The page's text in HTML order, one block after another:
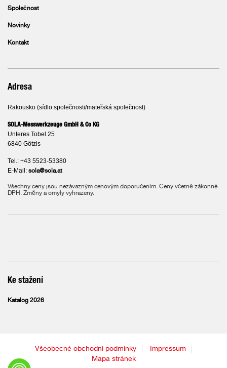
Společnost
Novinky
Kontakt
Adresa
Rakousko (sídlo společnosti/mateřská společnost)
SOLA-Messwerkzeuge GmbH & Co KG
Unteres Tobel 25
6840 Götzis
Tel.: +43 5523-53380
E-Mail: sola@sola.at
Všechny ceny jsou nezávazným cenovým doporučením. Ceny včetně zákonné
DPH. Změny a omyly vyhrazeny.
Ke stažení
Katalog 2026
Všeobecné obchodní podmínky
Impressum
Mapa stránek